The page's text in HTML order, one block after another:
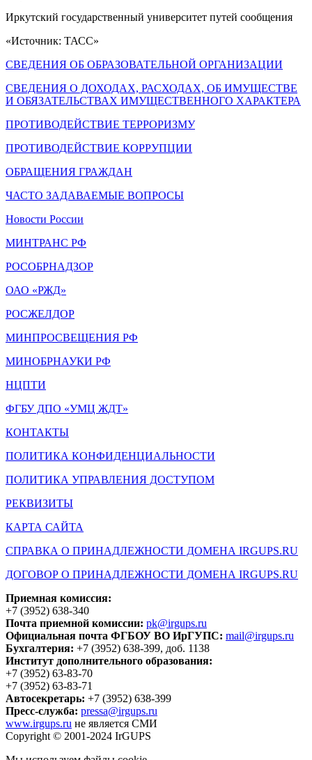
Иркутский государственный университет путей сообщения
«Источник: ТАСС»
СВЕДЕНИЯ ОБ ОБРАЗОВАТЕЛЬНОЙ ОРГАНИЗАЦИИ
СВЕДЕНИЯ О ДОХОДАХ, РАСХОДАХ, ОБ ИМУЩЕСТВЕ
И ОБЯЗАТЕЛЬСТВАХ ИМУЩЕСТВЕННОГО ХАРАКТЕРА
ПРОТИВОДЕЙСТВИЕ ТЕРРОРИЗМУ
ПРОТИВОДЕЙСТВИЕ КОРРУПЦИИ
ОБРАЩЕНИЯ ГРАЖДАН
ЧАСТО ЗАДАВАЕМЫЕ ВОПРОСЫ
Новости России
МИНТРАНС РФ
РОСОБРНАДЗОР
ОАО «РЖД»
РОСЖЕЛДОР
МИНПРОСВЕЩЕНИЯ РФ
МИНОБРНАУКИ РФ
НЦПТИ
ФГБУ ДПО «УМЦ ЖДТ»
КОНТАКТЫ
ПОЛИТИКА КОНФИДЕНЦИАЛЬНОСТИ
ПОЛИТИКА УПРАВЛЕНИЯ ДОСТУПОМ
РЕКВИЗИТЫ
КАРТА САЙТА
СПРАВКА О ПРИНАДЛЕЖНОСТИ ДОМЕНА IRGUPS.RU
ДОГОВОР О ПРИНАДЛЕЖНОСТИ ДОМЕНА IRGUPS.RU
Приемная комиссия:
+7 (3952) 638-340
Почта приемной комиссии: pk@irgups.ru
Официальная почта ФГБОУ ВО ИрГУПС: mail@irgups.ru
Бухгалтерия: +7 (3952) 638-399, доб. 1138
Институт дополнительного образования:
+7 (3952) 63-83-70
+7 (3952) 63-83-71
Автосекретарь: +7 (3952) 638-399
Пресс-служба: pressa@irgups.ru
www.irgups.ru не является СМИ
Copyright © 2001-2024 IrGUPS